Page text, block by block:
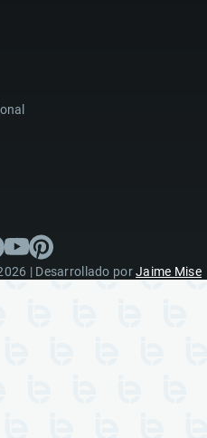
| Desarrollado porJaime Mise